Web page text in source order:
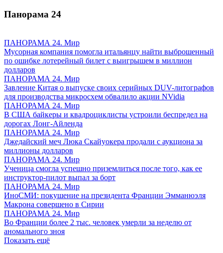
Панорама 24
ПАНОРАМА 24. Мир
Мусорная компания помогла итальянцу найти выброшенный
по ошибке лотерейный билет с выигрышем в миллион
долларов
ПАНОРАМА 24. Мир
Завление Китая о выпуске своих серийных DUV-литографов
для производства микросхем обвалило акции NVidia
ПАНОРАМА 24. Мир
В США байкеры и квадроциклисты устроили беспредел на
дорогах Лонг-Айленда
ПАНОРАМА 24. Мир
Джедайский меч Люка Скайуокера продали с аукциона за
миллионы долларов
ПАНОРАМА 24. Мир
Ученица смогла успешно приземлиться после того, как ее
инструктор-пилот выпал за борт
ПАНОРАМА 24. Мир
ИноСМИ: покушение на президента Франции Эмманюэля
Макрона совершено в Сирии
ПАНОРАМА 24. Мир
Во Франции более 2 тыс. человек умерли за неделю от
аномального зноя
Показать ещё